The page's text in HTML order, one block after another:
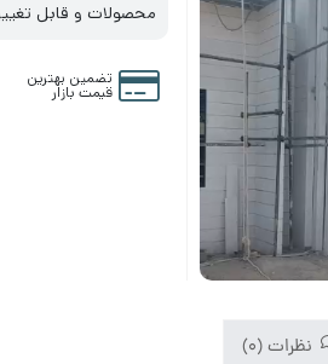
محصولات و قابل
تضمین بهترین
قیمت بازار
نظرات (0)